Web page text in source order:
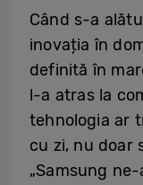
Când s-a
inovația în
definită în
l-a atras la
tehnologia ar
cu zi, nu doar
„Samsung